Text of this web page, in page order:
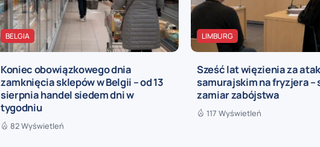
BELGIA
Koniec obowiązkowego dnia
zamknięcia sklepów w Belgii – od 13
sierpnia handel siedem dni w
tygodniu
82 Wyświetleń
LIMBURG
Sześć lat więzienia za
samurajskim na fryzjera –
zamiar zabójstwa
117 Wyświetleń